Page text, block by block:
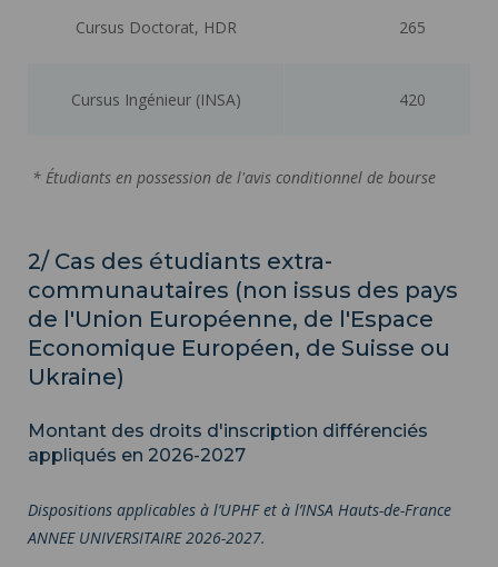
Cursus Doctorat, HDR 265
Cursus Ingénieur (INSA) 420
* Étudiants en possession de l'avis conditionnel de bourse
2/ Cas des étudiants extra-
communautaires (non issus des pays
de l'Union Européenne, de l'Espace
Economique Européen, de Suisse ou
Ukraine)
Montant des droits d'inscription différenciés
appliqués en 2026-2027
Dispositions applicables à l’UPHF et à l’INSA Hauts-de-France
ANNEE UNIVERSITAIRE 2026-2027.